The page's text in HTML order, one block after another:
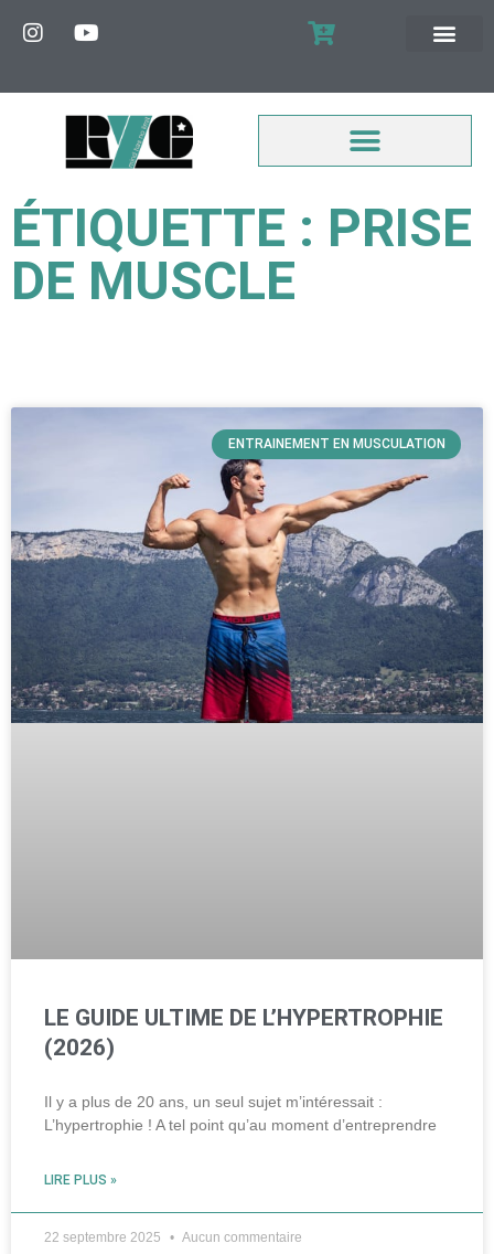
ÉTIQUETTE : PRISE
DE MUSCLE
ENTRAINEMENT EN MUSCULATION
LE GUIDE ULTIME DE L’HYPERTROPHIE
(2026)
Il y a plus de 20 ans, un seul sujet m’intéressait :
L’hypertrophie ! A tel point qu’au moment d’entreprendre
LIRE PLUS »
22 septembre 2025 Aucun commentaire